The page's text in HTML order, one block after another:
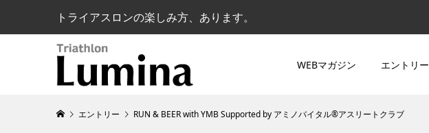
トライアスロンの楽しみ方、あります。
WEBマガジン エントリー
エントリー RUN & BEER with YMB Supported by アミノバイタル®アスリートクラブ